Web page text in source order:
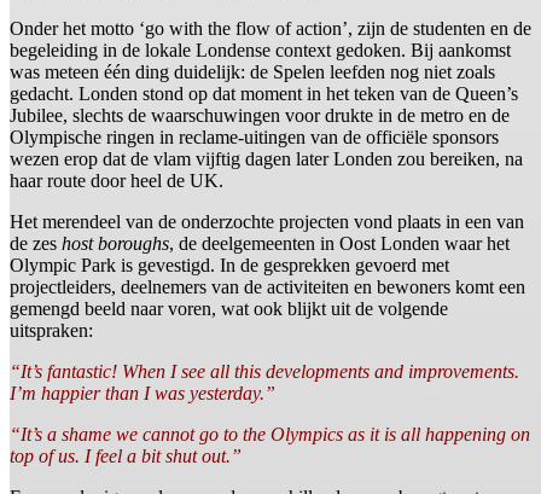
Onder het motto ‘go with the flow of action’, zijn de studenten en de
begeleiding in de lokale Londense context gedoken. Bij aankomst
was meteen één ding duidelijk: de Spelen leefden nog niet zoals
gedacht. Londen stond op dat moment in het teken van de Queen’s
Jubilee, slechts de waarschuwingen voor drukte in de metro en de
Olympische ringen in reclame-uitingen van de officiële sponsors
wezen erop dat de vlam vijftig dagen later Londen zou bereiken, na
haar route door heel de UK.
Het merendeel van de onderzochte projecten vond plaats in een van
de zes host boroughs, de deelgemeenten in Oost Londen waar het
Olympic Park is gevestigd. In de gesprekken gevoerd met
projectleiders, deelnemers van de activiteiten en bewoners komt een
gemengd beeld naar voren, wat ook blijkt uit de volgende
uitspraken:
“It’s fantastic! When I see all this developments and improvements.
I’m happier than I was yesterday.”
“It’s a shame we cannot go to the Olympics as it is all happening on
top of us. I feel a bit shut out.”